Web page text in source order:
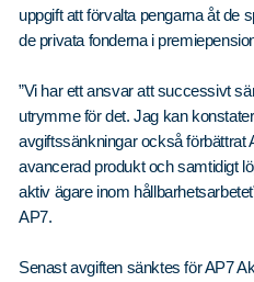
uppgift att förvalta pengarna åt de
de privata fonderna i
”Vi har ett ansvar att successivt
utrymme för det. Jag kan
avgiftssänkningar också förbättrat
avancerad produkt och samtidigt
aktiv ägare inom
AP7.
Senast avgiften sänktes för AP7
Ledning
Nyheter
Våra dokument
Om Cookies
Policy om personuppgifter